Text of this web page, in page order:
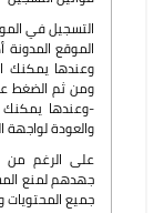
التسجيل في
الموقع المدونة
وعندها يمكنك
ومن ثم الضغط
-وعندها
والعودة لواجهة
على الرغم
جهدهم لمنع
جميع المحتويات